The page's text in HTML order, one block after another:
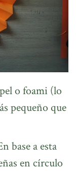
o foami (lo
pequeño que
base a esta
en círculo